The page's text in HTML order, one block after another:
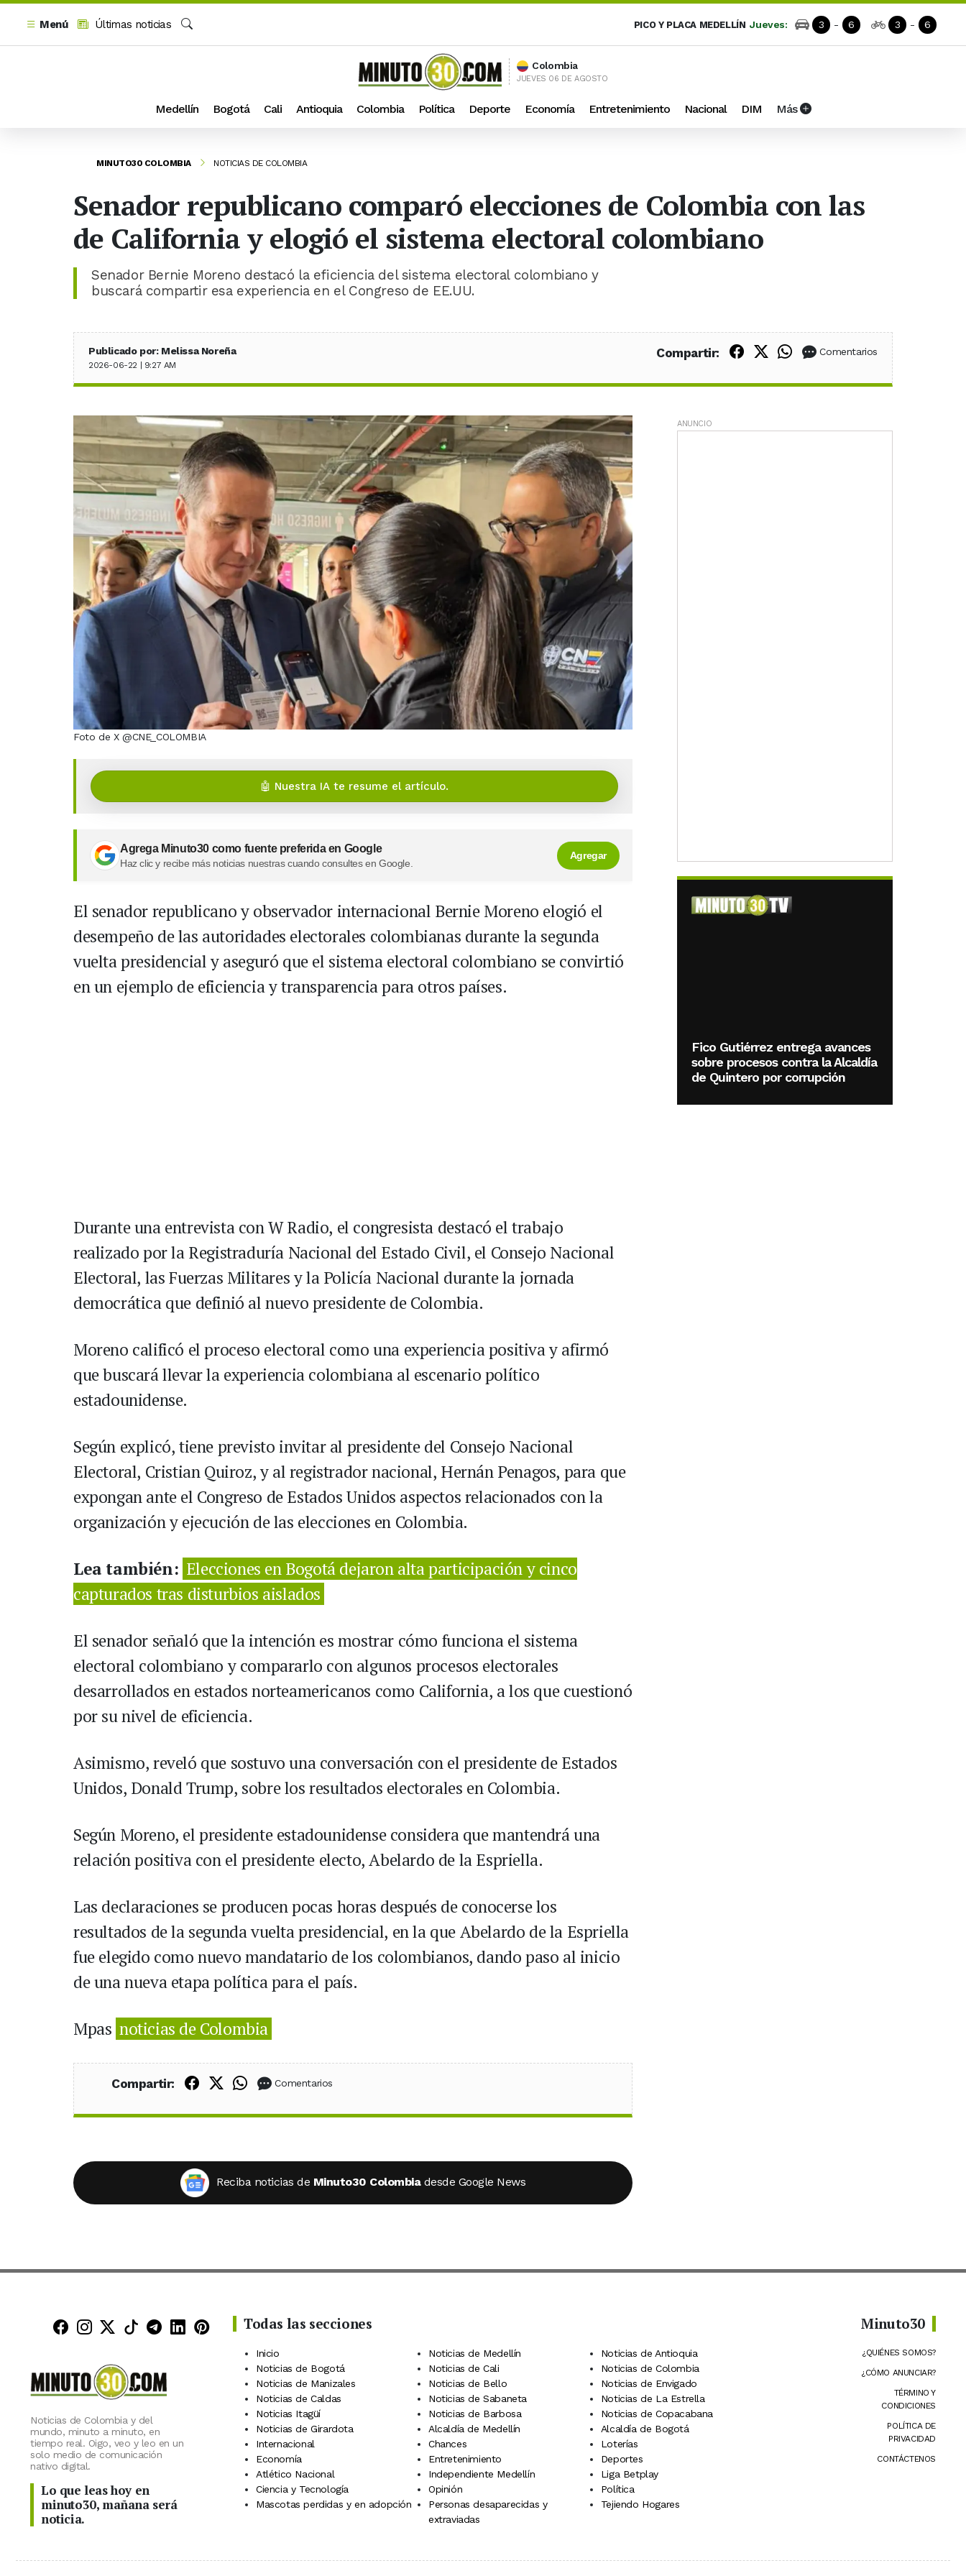
Menú
Últimas noticias
PICO Y PLACA MEDELLÍN Jueves: 3 - 6 3 - 6
Colombia
JUEVES 06 DE AGOSTO
Medellín Bogotá Cali Antioquia Colombia Política Deporte Economía Entretenimiento Nacional DIM Más
MINUTO30 COLOMBIA NOTICIAS DE COLOMBIA
Senador republicano comparó elecciones de Colombia con las
de California y elogió el sistema electoral colombiano
Senador Bernie Moreno destacó la eficiencia del sistema electoral colombiano y
buscará compartir esa experiencia en el Congreso de EE.UU.
Publicado por: Melissa Noreña
2026-06-22 | 9:27 AM
Compartir: Compartir en Facebook
Compartir en X (Twitter)
Compartir en WhatsApp
Comentarios
Foto de X @CNE_COLOMBIA
🤖 Nuestra IA te resume el artículo.
Agrega Minuto30 como fuente preferida en Google
Haz clic y recibe más noticias nuestras cuando consultes en Google.
Agregar
El senador republicano y observador internacional Bernie Moreno elogió el
desempeño de las autoridades electorales colombianas durante la segunda
vuelta presidencial y aseguró que el sistema electoral colombiano se convirtió
en un ejemplo de eficiencia y transparencia para otros países.
Durante una entrevista con W Radio, el congresista destacó el trabajo
realizado por la Registraduría Nacional del Estado Civil, el Consejo Nacional
Electoral, las Fuerzas Militares y la Policía Nacional durante la jornada
democrática que definió al nuevo presidente de Colombia.
Moreno calificó el proceso electoral como una experiencia positiva y afirmó
que buscará llevar la experiencia colombiana al escenario político
estadounidense.
Según explicó, tiene previsto invitar al presidente del Consejo Nacional
Electoral, Cristian Quiroz, y al registrador nacional, Hernán Penagos, para que
expongan ante el Congreso de Estados Unidos aspectos relacionados con la
organización y ejecución de las elecciones en Colombia.
Lea también: Elecciones en Bogotá dejaron alta participación y cinco
capturados tras disturbios aislados
El senador señaló que la intención es mostrar cómo funciona el sistema
electoral colombiano y compararlo con algunos procesos electorales
desarrollados en estados norteamericanos como California, a los que cuestionó
por su nivel de eficiencia.
Asimismo, reveló que sostuvo una conversación con el presidente de Estados
Unidos, Donald Trump, sobre los resultados electorales en Colombia.
Según Moreno, el presidente estadounidense considera que mantendrá una
relación positiva con el presidente electo, Abelardo de la Espriella.
Las declaraciones se producen pocas horas después de conocerse los
resultados de la segunda vuelta presidencial, en la que Abelardo de la Espriella
fue elegido como nuevo mandatario de los colombianos, dando paso al inicio
de una nueva etapa política para el país.
Mpas noticias de Colombia
Compartir: Compartir en Facebook
Compartir en X (Twitter)
Compartir en WhatsApp
Comentarios
Reciba noticias de Minuto30 Colombia desde Google News
ANUNCIO
Fico Gutiérrez entrega avances
sobre procesos contra la Alcaldía
de Quintero por corrupción
Minuto30 en Facebook
Minuto30 en Instagram
Minuto30 en X (Twitter)
Minuto30 en TikTok
Canal de Minuto30 en Telegram
Minuto30 en LinkedIn
Minuto30 en Pinterest
Noticias de Colombia y del
mundo, minuto a minuto, en
tiempo real. Oigo, veo y leo en un
solo medio de comunicación
nativo digital.
Lo que leas hoy en
minuto30, mañana será
noticia.
Todas las secciones
Inicio Noticias de Medellín
Noticias de Antioquia
Noticias de Bogotá
Noticias de Cali
Noticias de Colombia
Noticias de Manizales
Noticias de Bello
Noticias de Envigado
Noticias de Caldas
Noticias de Sabaneta
Noticias de La Estrella
Noticias Itagüí
Noticias de Barbosa
Noticias de Copacabana
Noticias de Girardota
Alcaldía de Medellín
Alcaldía de Bogotá
Internacional
Chances
Loterías
Economía
Entretenimiento
Deportes
Atlético Nacional
Independiente Medellín
Liga Betplay
Ciencia y Tecnología
Opinión
Política
Mascotas perdidas y en adopción
Personas desaparecidas y
extraviadas
Tejiendo Hogares
Minuto30
¿QUIÉNES SOMOS?
¿CÓMO ANUNCIAR?
TÉRMINO Y
CONDICIONES
POLÍTICA DE
PRIVACIDAD
CONTÁCTENOS